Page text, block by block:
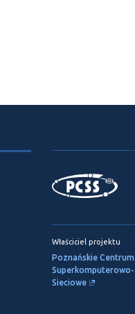
Właściciel projektu
Poznańskie Centrum
Superkomputerowo-
Sieciowe